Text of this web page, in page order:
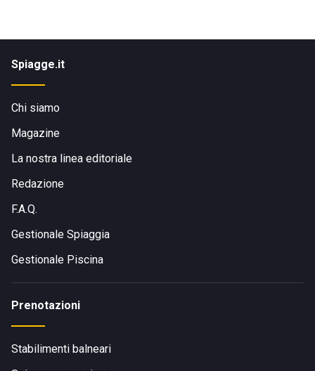
Spiagge.it
Chi siamo
Magazine
La nostra linea editoriale
Redazione
F.A.Q.
Gestionale Spiaggia
Gestionale Piscina
Prenotazioni
Stabilimenti balneari